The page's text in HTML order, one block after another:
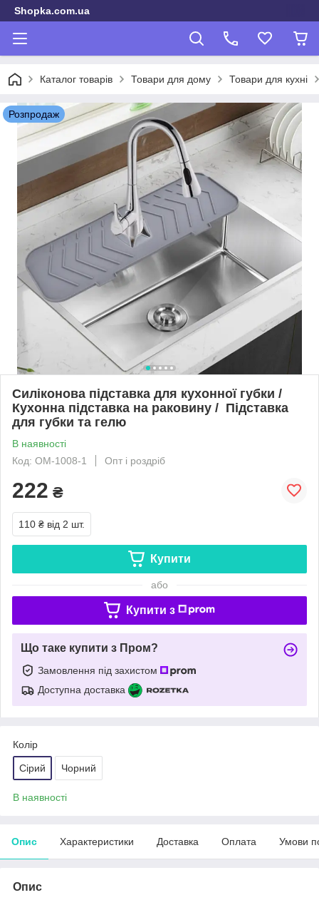
Shopka.com.ua
Каталог товарів Товари для дому Товари для кухні
Розпродаж
Силіконова підставка для кухонної губки /
Кухонна підставка на раковину / Підставка
для губки та гелю
В наявності
Код: ОМ-1008-1
Опт і роздріб
222 ₴
110 ₴ від 2 шт.
Купити
або
Купити з
Що таке купити з Пром?
Замовлення під захистом
Доступна доставка
Колір
Сірий Чорний
В наявності
Опис Характеристики Доставка Оплата Умови
Опис